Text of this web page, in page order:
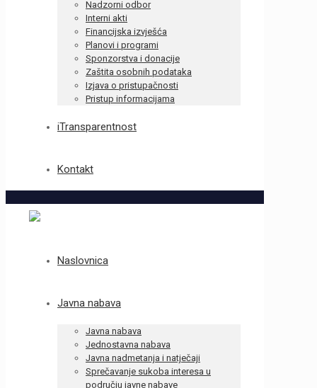
Nadzorni odbor
Interni akti
Financijska izvješća
Planovi i programi
Sponzorstva i donacije
Zaštita osobnih podataka
Izjava o pristupačnosti
Pristup informacijama
iTransparentnost
Kontakt
Naslovnica
Javna nabava
Javna nabava
Jednostavna nabava
Javna nadmetanja i natječaji
Sprečavanje sukoba interesa u
području javne nabave